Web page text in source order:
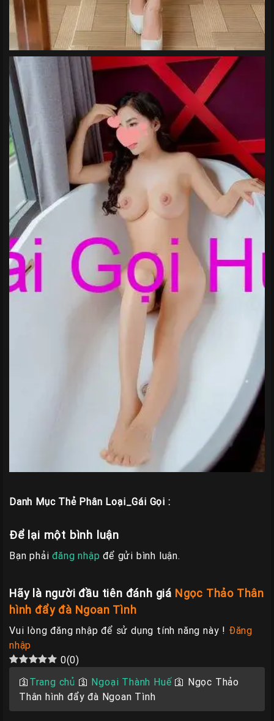
Danh Mục Thẻ Phân Loại_Gái Gọi :
Để lại một bình luận
Bạn phảiđăng nhập để gửi bình luận.
Hãy là người đầu tiên đánh giá Ngọc Thảo Thân
hình đẩy đà Ngoan Tình
Vui lòng đăng nhập để sử dụng tính năng này ! Đăng
nhập
0(0)
🛐 Trang chủ 🛐 Ngoại Thành Huế🛐 Ngọc Thảo
Thân hình đẩy đà Ngoan Tình